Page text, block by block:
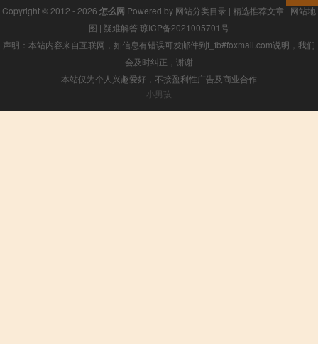
Copyright © 2012 - 2026 怎么网 Powered by 网站分类目录 | 精选推荐文章 | 网站地
图 | 疑难解答 琼ICP备2021005701号
声明：本站内容来自互联网，如信息有错误可发邮件到f_fb#foxmail.com说明，我们
会及时纠正，谢谢
本站仅为个人兴趣爱好，不接盈利性广告及商业合作
小男孩